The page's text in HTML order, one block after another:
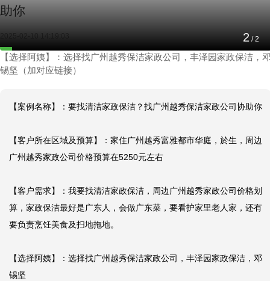
2 /2
助你
2025-02-10 14:19:03
【选择阿姨】：选择找广州越秀保洁家政公司，丰泽园家政保洁，
锡坚（加对应链接）
【案例名称】：要找清洁家政保洁？找广州越秀保洁家政公司协助你
【客户所在区域及预算】：家住广州越秀富雅都市华庭，於生，周边
广州越秀家政公司价格预算在5250元左右
【客户需求】：我要找清洁家政保洁，周边广州越秀家政公司价格划
算，家政保洁最好是广东人，会做广东菜，要看护家里老人家，还有
要负责烹饪美食及扫地拖地。
【选择阿姨】：选择找广州越秀保洁家政公司，丰泽园家政保洁，邓
锡坚